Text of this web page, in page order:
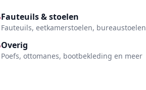
Fauteuils & stoelen
Fauteuils, eetkamerstoelen, bureaustoelen
Overig
Poefs, ottomanes, bootbekleding en meer